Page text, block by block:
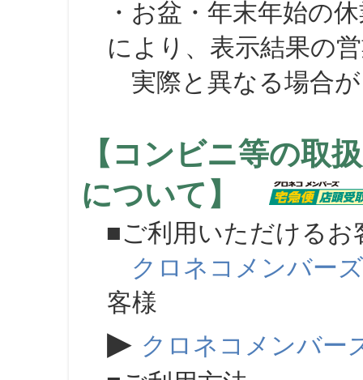
・お盆・年末年始の
により、表示結果の
実際と異なる場合が
【コンビニ等の取
について】
■ご利用いただけるお
クロネコメンバーズ
客様
▶ クロネコメンバー